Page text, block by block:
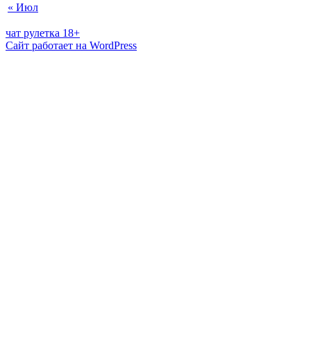
« Июл
чат рулетка 18+
Сайт работает на WordPress